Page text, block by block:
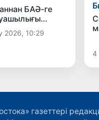
БАӘ-ге
экспорттауға
2026, 10:29
4
газеттері